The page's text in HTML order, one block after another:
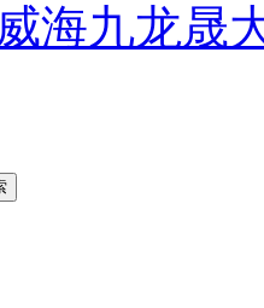
海九龙晟